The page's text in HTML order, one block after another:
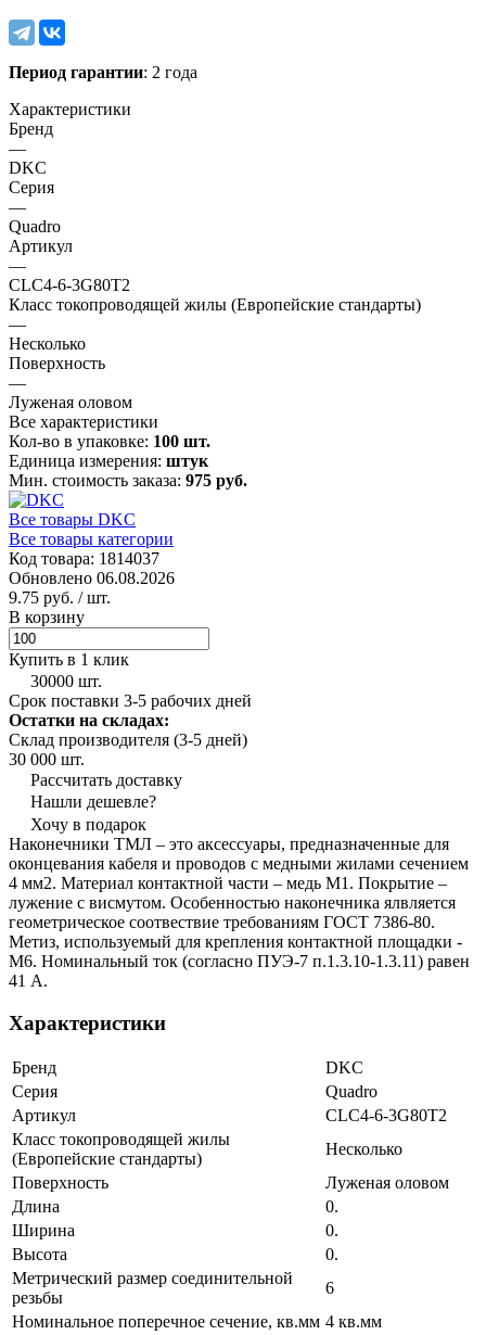
Период гарантии: 2 года
Характеристики
Бренд
—
DKC
Серия
—
Quadro
Артикул
—
CLC4-6-3G80T2
Класс токопроводящей жилы (Европейские стандарты)
—
Несколько
Поверхность
—
Луженая оловом
Все характеристики
Кол-во в упаковке: 100 шт.
Единица измерения: штук
Мин. стоимость заказа: 975 руб.
Все товары DKC
Все товары категории
Код товара: 1814037
Обновлено 06.08.2026
9.75 руб. / шт.
В корзину
Купить в 1 клик
30000 шт.
Срок поставки 3-5 рабочих дней
Остатки на складах:
Склад производителя (3-5 дней)
30 000 шт.
Рассчитать доставку
Нашли дешевле?
Хочу в подарок
Наконечники ТМЛ – это аксессуары, предназначенные для
оконцевания кабеля и проводов с медными жилами сечением
4 мм2. Материал контактной части – медь М1. Покрытие –
лужение с висмутом. Особенностью наконечника ялвляется
геометрическое соотвествие требованиям ГОСТ 7386-80.
Метиз, используемый для крепления контактной площадки -
М6. Номинальный ток (согласно ПУЭ-7 п.1.3.10-1.3.11) равен
41 А.
Характеристики
Бренд
DKC
Серия
Quadro
Артикул
CLC4-6-3G80T2
Класс токопроводящей жилы
(Европейские стандарты)
Несколько
Поверхность
Луженая оловом
Длина
0.
Ширина
0.
Высота
0.
Метрический размер соединительной
резьбы
6
Номинальное поперечное сечение, кв.мм 4 кв.мм